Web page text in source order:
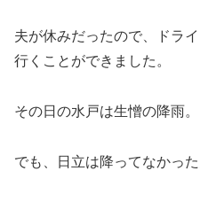
夫が休みだったので、ドラ
行くことができました。
その日の水戸は生憎の降雨。
でも、日立は降ってなかった